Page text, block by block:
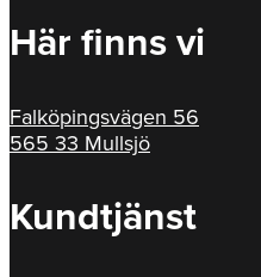
Här finns vi
Falköpingsvägen 56
565 33 Mullsjö
Kundtjänst